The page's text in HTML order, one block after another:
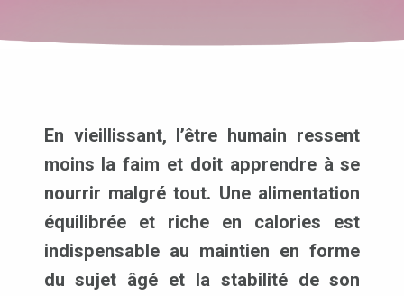
En vieillissant, l’être humain ressent
moins la faim et doit apprendre à se
nourrir malgré tout. Une alimentation
équilibrée et riche en calories est
indispensable au maintien en forme
du sujet âgé et la stabilité de son